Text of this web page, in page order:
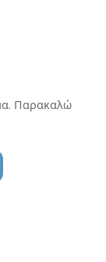
Παρακαλώ